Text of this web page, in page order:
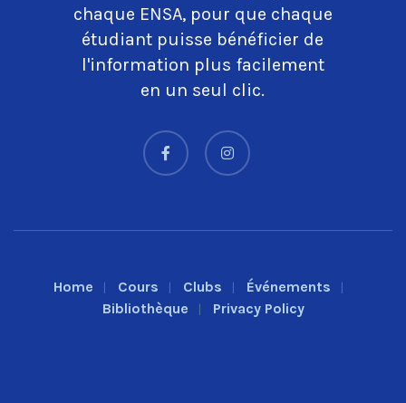
chaque ENSA, pour que chaque
étudiant puisse bénéficier de
l'information plus facilement
en un seul clic.
Home Cours Clubs
Événements
Bibliothèque
Privacy Policy